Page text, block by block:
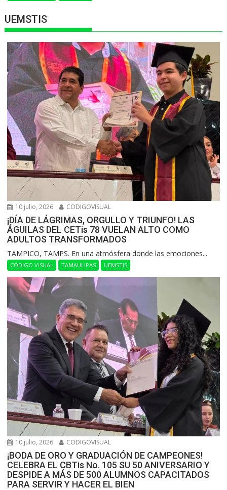
UEMSTIS
10 julio, 2026 CODIGOVISUAL
¡DÍA DE LÁGRIMAS, ORGULLO Y TRIUNFO! LAS
ÁGUILAS DEL CETis 78 VUELAN ALTO COMO
ADULTOS TRANSFORMADOS
​TAMPICO, TAMPS. En una atmósfera donde las emociones...
CÓDIGO VISUAL TAMAULIPAS UEMSTIS
10 julio, 2026 CODIGOVISUAL
¡BODA DE ORO Y GRADUACIÓN DE CAMPEONES!
CELEBRA EL CBTis No. 105 SU 50 ANIVERSARIO Y
DESPIDE A MÁS DE 500 ALUMNOS CAPACITADOS
PARA SERVIR Y HACER EL BIEN